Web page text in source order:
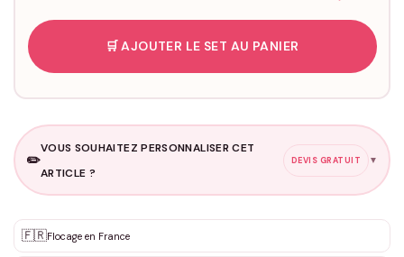
🛒 AJOUTER LE SET AU PANIER
✏️
VOUS SOUHAITEZ PERSONNALISER CET
ARTICLE ?
DEVIS GRATUIT ▼
✨ Personnalisation sur mesure
DEVIS GRATUIT · Personnalisation de 3 à 10€ selon la demande
🇫🇷Flocage en France